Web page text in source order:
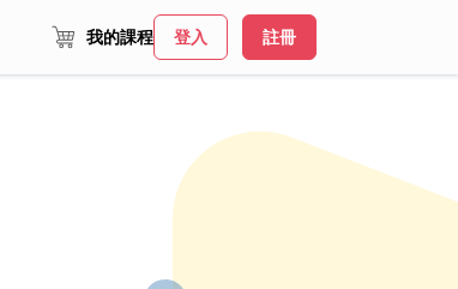
我的課程 登入 註冊